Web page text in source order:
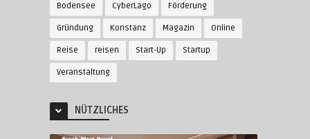
Bodensee CyberLago Förderung
Gründung Konstanz Magazin Online
Reise reisen Start-Up Startup
Veranstaltung
NÜTZLICHES